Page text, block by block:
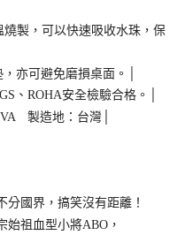
製，可以快速吸收水珠，保
亦可避免磨損桌面。│
ROHA安全檢驗合格。│
製造地：台灣│
國界，搞笑沒有距離！
祖血型小將ABO，